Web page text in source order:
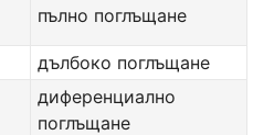
пълно поглъщане
дълбоко поглъщане
диференциално
поглъщане